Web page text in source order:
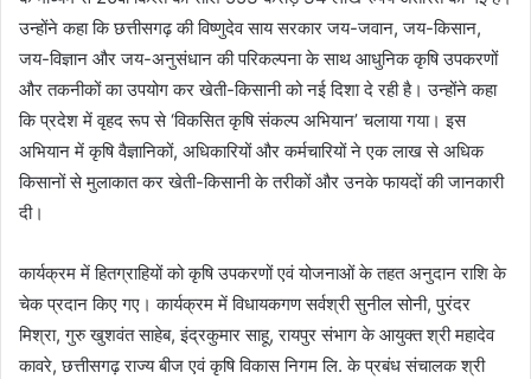
उन्होंने कहा कि छत्तीसगढ़ की विष्णुदेव साय सरकार जय-जवान, जय-किसान,
जय-विज्ञान और जय-अनुसंधान की परिकल्पना के साथ आधुनिक कृषि उपकरणों
और तकनीकों का उपयोग कर खेती-किसानी को नई दिशा दे रही है। उन्होंने कहा
कि प्रदेश में वृहद रूप से ‘विकसित कृषि संकल्प अभियान’ चलाया गया। इस
अभियान में कृषि वैज्ञानिकों, अधिकारियों और कर्मचारियों ने एक लाख से अधिक
किसानों से मुलाकात कर खेती-किसानी के तरीकों और उनके फायदों की जानकारी
दी।
कार्यक्रम में हितग्राहियों को कृषि उपकरणों एवं योजनाओं के तहत अनुदान राशि के
चेक प्रदान किए गए। कार्यक्रम में विधायकगण सर्वश्री सुनील सोनी, पुरंदर
मिश्रा, गुरु खुशवंत साहेब, इंद्रकुमार साहू, रायपुर संभाग के आयुक्त श्री महादेव
कावरे, छत्तीसगढ़ राज्य बीज एवं कृषि विकास निगम लि. के प्रबंध संचालक श्री